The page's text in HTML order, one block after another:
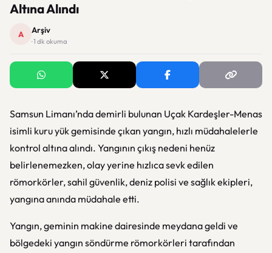
Altına Alındı
A Arşiv
· 1 dk okuma
Samsun Limanı’nda demirli bulunan Uçak Kardeşler-Menas
isimli kuru yük gemisinde çıkan yangın, hızlı müdahalelerle
kontrol altına alındı. Yangının çıkış nedeni henüz
belirlenemezken, olay yerine hızlıca sevk edilen
römorkörler, sahil güvenlik, deniz polisi ve sağlık ekipleri,
yangına anında müdahale etti.
Yangın, geminin makine dairesinde meydana geldi ve
bölgedeki yangın söndürme römorkörleri tarafından